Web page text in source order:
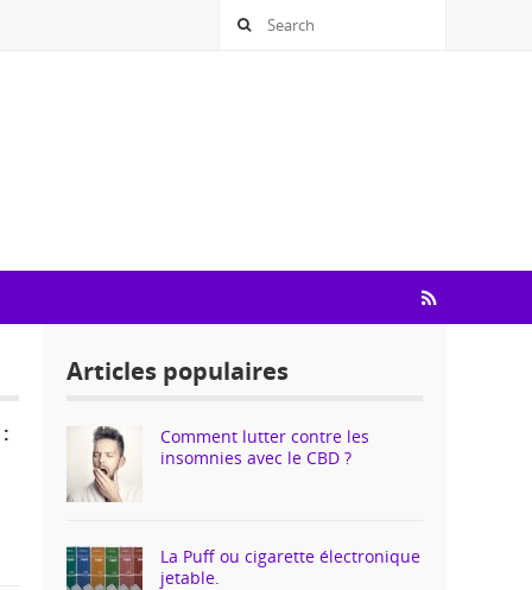
Articles populaires
Comment lutter contre les
insomnies avec le CBD ?
La Puff ou cigarette électronique
jetable.